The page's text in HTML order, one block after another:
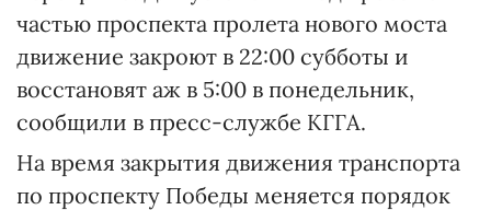
частью проспекта пролета нового моста
движение закроют в 22:00 субботы и
восстановят аж в 5:00 в понедельник,
сообщили в пресс-службе КГГА.
На время закрытия движения транспорта
по проспекту Победы меняется порядок